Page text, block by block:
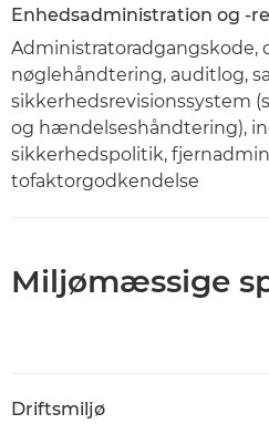
Enhedsadministration og -
Administratoradgangskode,
nøglehåndtering, auditlog,
sikkerhedsrevisionssystem
og hændelseshåndtering),
sikkerhedspolitik,
tofaktorgodkendelse
Miljømæssige
Driftsmiljø